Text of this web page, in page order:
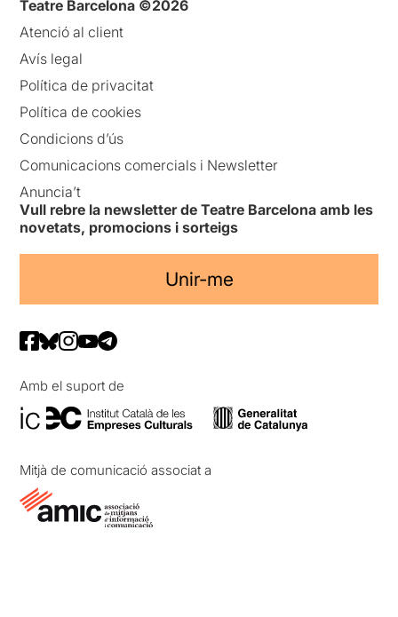
Teatre Barcelona ©2026
Atenció al client
Avís legal
Política de privacitat
Política de cookies
Condicions d’ús
Comunicacions comercials i Newsletter
Anuncia’t
Vull rebre la newsletter de Teatre Barcelona amb les
novetats, promocions i sorteigs
Unir-me
Amb el suport de
Mitjà de comunicació associat a